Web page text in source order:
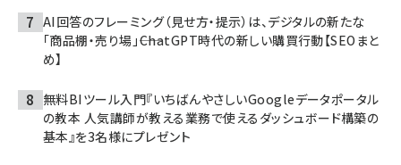
AI回答のフレーミング（見せ方・提示）は、デジタルの新たな
「商品棚・売り場」――ChatGPT時代の新しい購買行動【SEOまと
め】
無料BIツール入門『いちばんやさしいGoogleデータポータル
の教本 人気講師が教える業務で使えるダッシュボード構築の
基本』を3名様にプレゼント